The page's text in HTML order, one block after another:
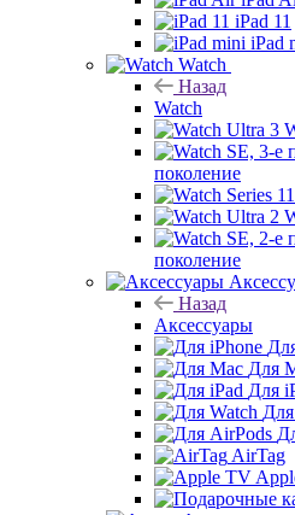
iPad 11
iPad
Watch
Назад
Watch
поколение
поколение
Назад
Аксессуары
Для
Для
AirTag